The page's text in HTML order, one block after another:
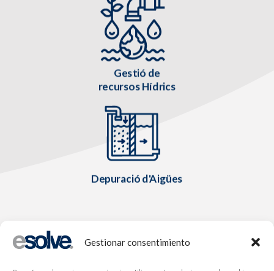
Gestionar consentimiento
Gestió de
recursos Hídrics
Depuració d'Aigües